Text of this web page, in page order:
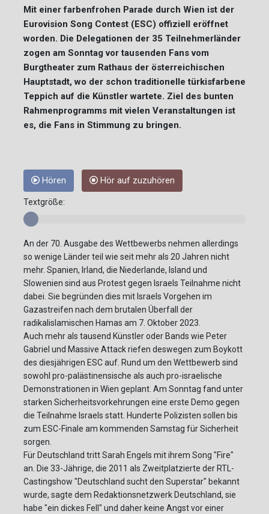
Mit einer farbenfrohen Parade durch Wien ist der
Eurovision Song Contest (ESC) offiziell eröffnet
worden. Die Delegationen der 35 Teilnehmerländer
zogen am Sonntag vor tausenden Fans vom
Burgtheater zum Rathaus der österreichischen
Hauptstadt, wo der schon traditionelle türkisfarbene
Teppich auf die Künstler wartete. Ziel des bunten
Rahmenprogramms mit vielen Veranstaltungen ist
es, die Fans in Stimmung zu bringen.
Hören Hör auf zuzuhören
Textgröße:
An der 70. Ausgabe des Wettbewerbs nehmen allerdings
so wenige Länder teil wie seit mehr als 20 Jahren nicht
mehr. Spanien, Irland, die Niederlande, Island und
Slowenien sind aus Protest gegen Israels Teilnahme nicht
dabei. Sie begründen dies mit Israels Vorgehen im
Gazastreifen nach dem brutalen Überfall der
radikalislamischen Hamas am 7. Oktober 2023.
Auch mehr als tausend Künstler oder Bands wie Peter
Gabriel und Massive Attack riefen deswegen zum Boykott
des diesjährigen ESC auf. Rund um den Wettbewerb sind
sowohl pro-palästinensische als auch pro-israelische
Demonstrationen in Wien geplant. Am Sonntag fand unter
starken Sicherheitsvorkehrungen eine erste Demo gegen
die Teilnahme Israels statt. Hunderte Polizisten sollen bis
zum ESC-Finale am kommenden Samstag für Sicherheit
sorgen.
Für Deutschland tritt Sarah Engels mit ihrem Song "Fire"
an. Die 33-Jährige, die 2011 als Zweitplatzierte der RTL-
Castingshow "Deutschland sucht den Superstar" bekannt
wurde, sagte dem Redaktionsnetzwerk Deutschland, sie
habe "ein dickes Fell" und daher keine Angst vor einer